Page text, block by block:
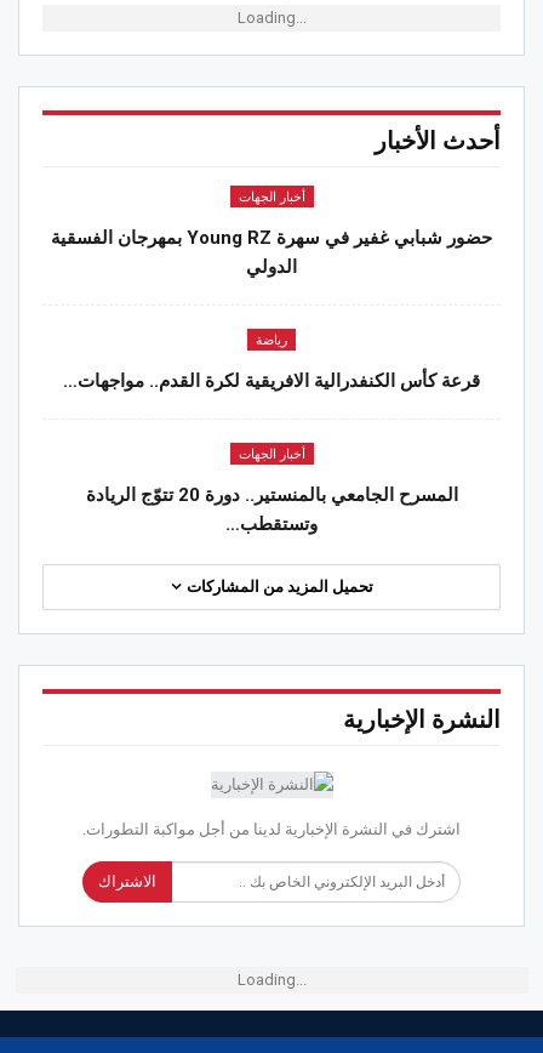
Loading...
أحدث الأخبار
أخبار الجهات
حضور شبابي غفير في سهرة Young RZ بمهرجان الفسقية
الدولي
رياضة
قرعة كأس الكنفدرالية الافريقية لكرة القدم.. مواجهات…
أخبار الجهات
المسرح الجامعي بالمنستير.. دورة 20 تتوّج الريادة
وتستقطب…
تحميل المزيد من المشاركات
النشرة الإخبارية
اشترك في النشرة الإخبارية لدينا من أجل مواكبة التطورات.
الاشتراك
Loading...